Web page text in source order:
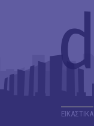
ΕΙΚΑΣΤΙΚΑ